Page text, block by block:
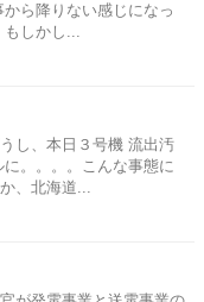
ら降りない感じになっ
しかし...
し、本日３号機 流出汚
。。。。こんな事態に
、北海道...